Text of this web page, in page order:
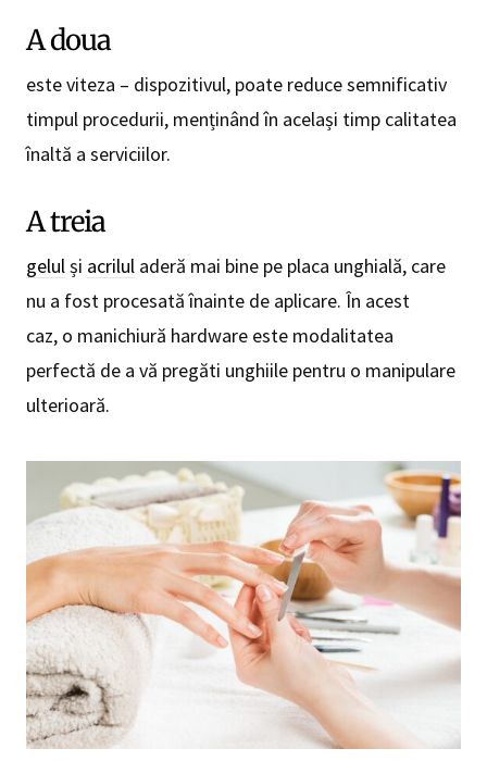
A doua
este viteza – dispozitivul, poate reduce semnificativ
timpul procedurii, menținând în același timp calitatea
înaltă a serviciilor.
A treia
gelul și acrilul aderă mai bine pe placa unghială, care
nu a fost procesată înainte de aplicare. În acest
caz, o manichiură hardware este modalitatea
perfectă de a vă pregăti unghiile pentru o manipulare
ulterioară.